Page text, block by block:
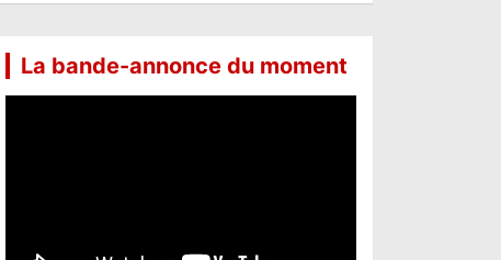
La bande-annonce du moment